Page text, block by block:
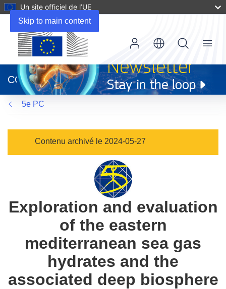
Skip to main content
Un site officiel de l’UE
dans
une
nouvelle
fenêtre)
CORDIS
Menu
5e PC
Contenu archivé le 2024-05-27
Exploration and evaluation
of the eastern
mediterranean sea gas
hydrates and the
associated deep biosphere